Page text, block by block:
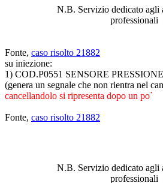
N.B. Servizio dedicato agli
professionali
Fonte, caso risolto 21882
su iniezione:
1) COD.P0551 SENSORE
(genera un segnale che non rientra nel
cancellandolo si ripresenta dopo un po`
Fonte, caso risolto 21882
N.B. Servizio dedicato agli
professionali